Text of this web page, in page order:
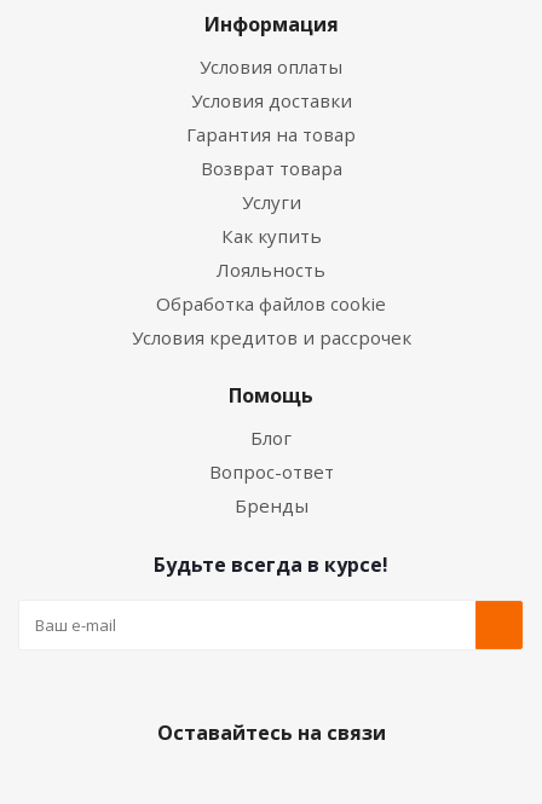
Информация
Условия оплаты
Условия доставки
Гарантия на товар
Возврат товара
Услуги
Как купить
Лояльность
Обработка файлов cookie
Условия кредитов и рассрочек
Помощь
Блог
Вопрос-ответ
Бренды
Будьте всегда в курсе!
Оставайтесь на связи